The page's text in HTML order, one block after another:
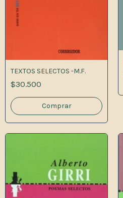
TEXTOS SELECTOS -M.F.
$30.500